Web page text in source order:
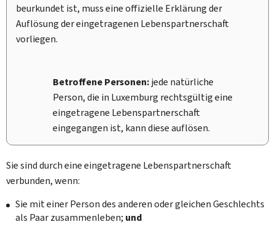
beurkundet ist, muss eine offizielle Erklärung der
Auflösung der eingetragenen Lebenspartnerschaft
vorliegen.
Betroffene Personen:jede natürliche
Person, die in Luxemburg rechtsgültig eine
eingetragene Lebenspartnerschaft
eingegangen ist, kann diese auflösen.
Sie sind durch eine eingetragene Lebenspartnerschaft
verbunden, wenn:
Sie mit einer Person des anderen oder gleichen Geschlechts
als Paar zusammenleben; und